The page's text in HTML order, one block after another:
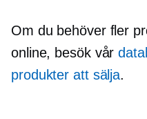
Om du behöver fler
online, besök vår
produkter att sälja.